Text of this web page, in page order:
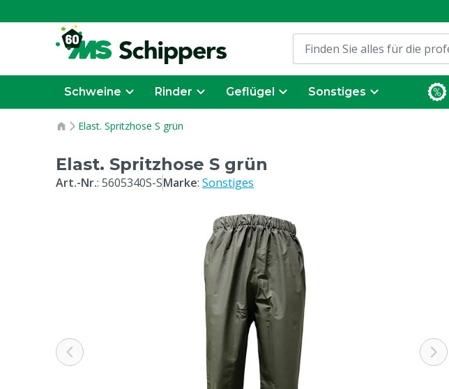
Schweine Rinder Geflügel Sonstiges
Elast. Spritzhose S grün
Elast. Spritzhose S grün
Art.-Nr.: 5605340S-SMarke: Sonstiges